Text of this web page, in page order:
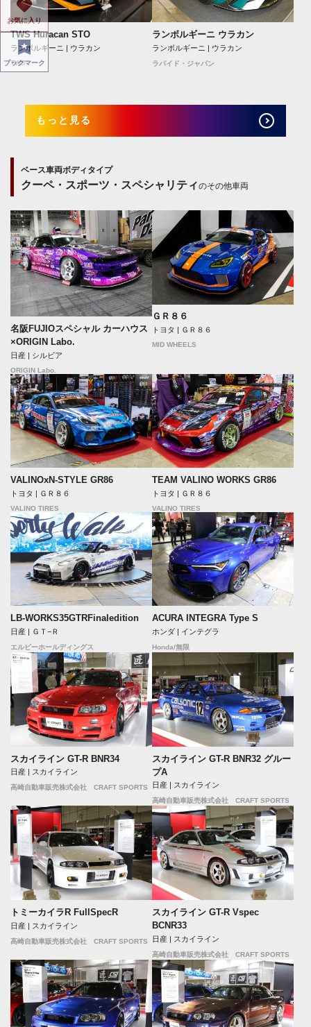
TWS Huracan STO
ランボルギーニ | ウラカン
TWS
ランボルギーニ ウラカン
ランボルギーニ | ウラカン
ラパイド・ジャパン
もっと見る
ベース車両ボディタイプ
クーペ・スポーツ・スペシャリティのその他車両
名阪FUJIOスペシャル カーハウス
×ORIGIN Labo.
日産 | シルビア
ORIGIN Labo.
ＧＲ８６
トヨタ | ＧＲ８６
MID WHEELS
VALINOxN-STYLE GR86
トヨタ | ＧＲ８６
VALINO TIRES
TEAM VALINO WORKS GR86
トヨタ | ＧＲ８６
VALINO TIRES
LB-WORKS35GTRFinaledition
日産 | ＧＴ−Ｒ
エルビーホールディングス
ACURA INTEGRA Type S
ホンダ | インテグラ
Honda/無限
スカイライン GT-R BNR34
日産 | スカイライン
高崎自動車販売株式会社 CRAFT SPORTS
スカイライン GT-R BNR32 グルー
プA
日産 | スカイライン
高崎自動車販売株式会社 CRAFT SPORTS
トミーカイラR FullSpecR
日産 | スカイライン
高崎自動車販売株式会社 CRAFT SPORTS
スカイライン GT-R Vspec
BCNR33
日産 | スカイライン
高崎自動車販売株式会社 CRAFT SPORTS
お気に入り
ブックマーク